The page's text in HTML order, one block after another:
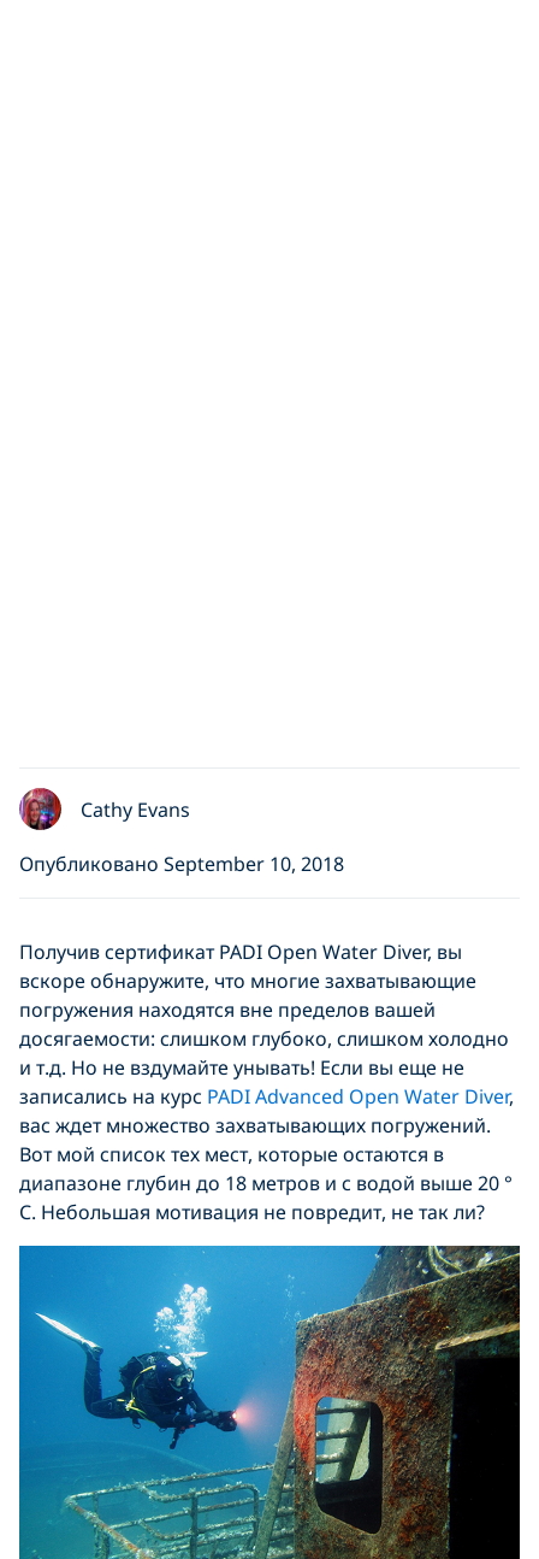
Cathy Evans
Опубликовано September 10, 2018
Получив сертификат PADI Open Water Diver, вы
вскоре обнаружите, что многие захватывающие
погружения находятся вне пределов вашей
досягаемости: слишком глубоко, слишком холодно
и т.д. Но не вздумайте унывать! Если вы еще не
записались на курс PADI Advanced Open Water Diver,
вас ждет множество захватывающих погружений.
Вот мой список тех мест, которые остаются в
диапазоне глубин до 18 метров и с водой выше 20 °
C. Небольшая мотивация не повредит, не так ли?